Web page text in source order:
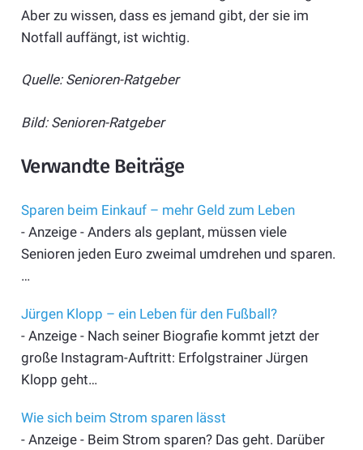
Aber zu wissen, dass es jemand gibt, der sie im
Notfall auffängt, ist wichtig.
Quelle: Senioren-Ratgeber
Bild: Senioren-Ratgeber
Verwandte Beiträge
Sparen beim Einkauf – mehr Geld zum Leben
- Anzeige - Anders als geplant, müssen viele
Senioren jeden Euro zweimal umdrehen und sparen.
…
Jürgen Klopp – ein Leben für den Fußball?
- Anzeige - Nach seiner Biografie kommt jetzt der
große Instagram-Auftritt: Erfolgstrainer Jürgen
Klopp geht…
Wie sich beim Strom sparen lässt
- Anzeige - Beim Strom sparen? Das geht. Darüber